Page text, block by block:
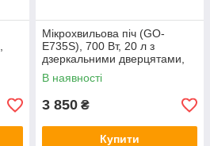
Мікрохвильова піч (GO-
E735S), 700 Вт, 20 л з
дзеркальними дверцятами,
срібляста, Ardesto, Арт.37358
В наявності
3 850 ₴
Купити